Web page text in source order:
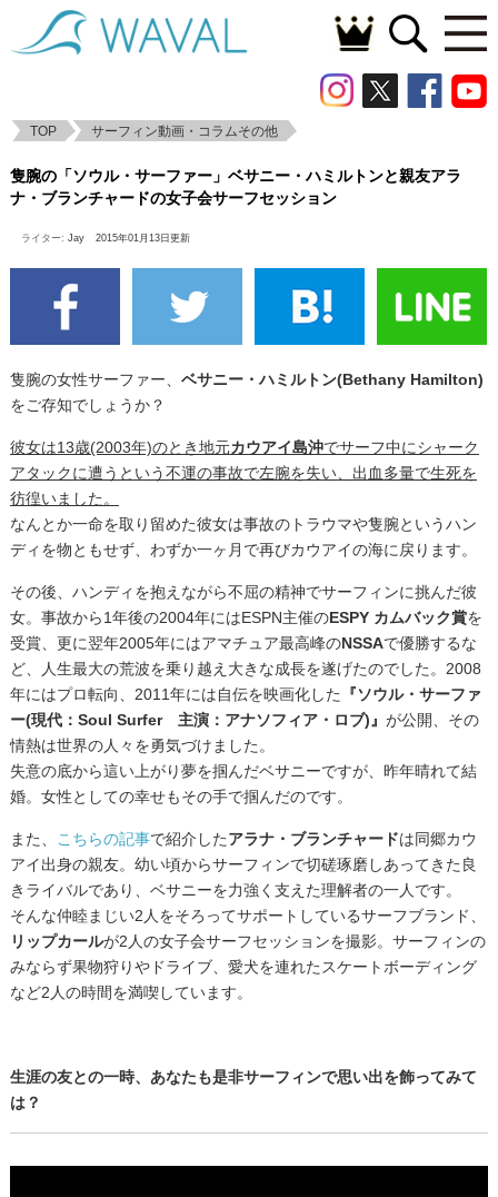
TOP サーフィン動画・コラムその他
ハミルトンと親友アラナ・ブランチャード
の女子会サーフセッション
隻腕の「ソウル・サーファー」ベサニー・ハミルトンと親友アラ
ナ・ブランチャードの女子会サーフセッション
ライター: Jay 2015年01月13日更新
隻腕の女性サーファー、 ベサニー・ハミルトン(Bethany Hamilton)
をご存知でしょうか？
彼女は13歳(2003年)のとき地元カウアイ島沖でサーフ中にシャーク
アタックに遭うという不運の事故で左腕を失い、出血多量で生死を
彷徨いました。
なんとか一命を取り留めた彼女は事故のトラウマや隻腕というハン
ディを物ともせず、わずか一ヶ月で再びカウアイの海に戻ります。
その後、ハンディを抱えながら不屈の精神でサーフィンに挑んだ彼
女。事故から1年後の2004年にはESPN主催のESPY カムバック賞を
受賞、更に翌年2005年にはアマチュア最高峰のNSSAで優勝するな
ど、人生最大の荒波を乗り越え大きな成長を遂げたのでした。2008
年にはプロ転向、2011年には自伝を映画化した
『ソウル・サーファ
ー(現代：Soul Surfer 主演：アナソフィア・ロブ)』 が公開、その
情熱は世界の人々を勇気づけました。
失意の底から這い上がり夢を掴んだベサニーですが、昨年晴れて結
婚。女性としての幸せもその手で掴んだのです。
また、 こちらの記事で紹介したアラナ・ブランチャードは同郷カウ
アイ出身の親友。幼い頃からサーフィンで切磋琢磨しあってきた良
きライバルであり、ベサニーを力強く支えた理解者の一人です。
そんな仲睦まじい2人をそろってサポートしているサーフブランド、
リップカールが2人の女子会サーフセッションを撮影。サーフィンの
みならず果物狩りやドライブ、愛犬を連れたスケートボーディング
など2人の時間を満喫しています。
生涯の友との一時、あなたも是非サーフィンで思い出を飾ってみて
は？